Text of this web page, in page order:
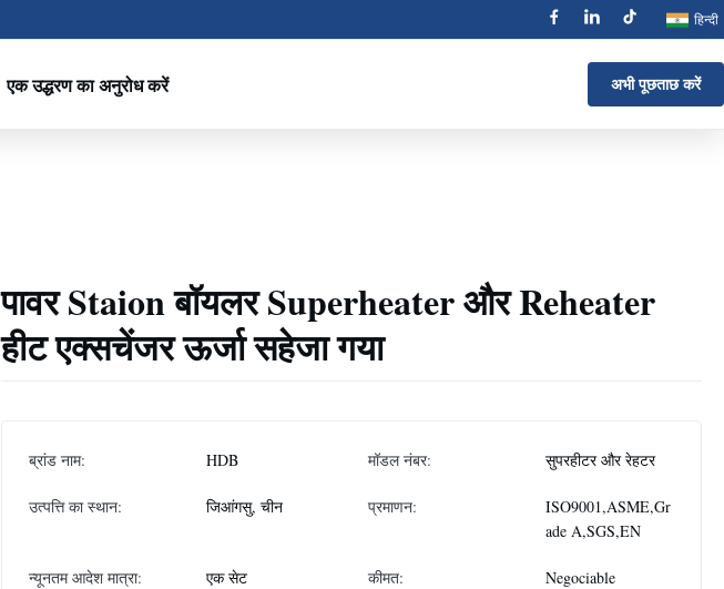
हिन्दी
एक उद्धरण का अनुरोध करें अभी पूछताछ करें
पावर Staion बॉयलर Superheater और Reheater
हीट एक्सचेंजर ऊर्जा सहेजा गया
ब्रांड नाम: HDB मॉडल नंबर: सुपरहीटर और रेहटर
उत्पत्ति का स्थान: जिआंगसु, चीन प्रमाणन:
ISO9001,ASME,Gr
ade A,SGS,EN
न्यूनतम आदेश मात्रा: एक सेट कीमत: Negociable